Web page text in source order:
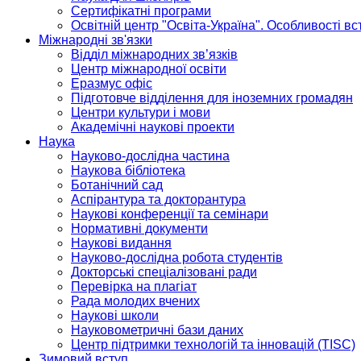
Сертифікатні програми
Освітній центр "Освіта-Україна". Особливості
Міжнародні зв'язки
Відділ міжнародних зв’язків
Центр міжнародної освіти
Еразмус офіс
Підготовче відділення для іноземних громадян
Центри культури і мови
Академічні наукові проекти
Наука
Науково-дослідна частина
Наукова бібліотека
Ботанічний сад
Аспірантура та докторантура
Наукові конференції та семінари
Нормативні документи
Наукові видання
Науково-дослідна робота студентів
Докторські спеціалізовані ради
Перевірка на плагіат
Рада молодих вчених
Наукові школи
Науковометричні бази даних
Центр підтримки технологій та інновацій (TISC)